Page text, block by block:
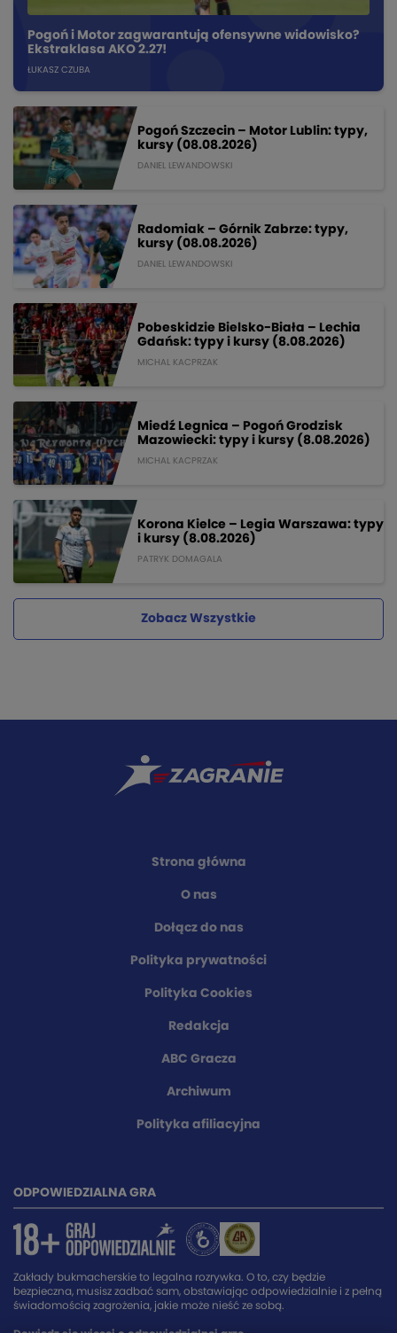
Pogoń i Motor zagwarantują ofensywne widowisko?
Ekstraklasa AKO 2.27!
ŁUKASZ CZUBA
Pogoń Szczecin – Motor Lublin: typy,
kursy (08.08.2026)
DANIEL LEWANDOWSKI
Radomiak – Górnik Zabrze: typy,
kursy (08.08.2026)
DANIEL LEWANDOWSKI
Pobeskidzie Bielsko-Biała – Lechia
Gdańsk: typy i kursy (8.08.2026)
MICHAL KACPRZAK
Miedź Legnica – Pogoń Grodzisk
Mazowiecki: typy i kursy (8.08.2026)
MICHAL KACPRZAK
Korona Kielce – Legia Warszawa: typy
i kursy (8.08.2026)
PATRYK DOMAGALA
Zobacz Wszystkie
Strona główna
O nas
Dołącz do nas
Polityka prywatności
Polityka Cookies
Redakcja
ABC Gracza
Archiwum
Polityka afiliacyjna
ODPOWIEDZIALNA GRA
Zakłady bukmacherskie to legalna rozrywka. O to, czy będzie
bezpieczna, musisz zadbać sam, obstawiając odpowiedzialnie i z pełną
świadomością zagrożenia, jakie może nieść ze sobą.